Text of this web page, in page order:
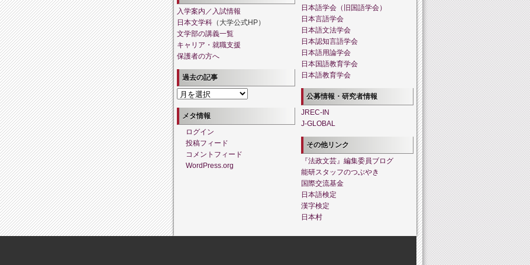
入学案内／入試情報
日本文学科 （大学公式HP）
文学部の講義一覧
キャリア・就職支援
保護者の方へ
過去の記事
過
記
メタ情報
ログイン
投稿フィード
コメントフィード
WordPress.org
日本語学会（旧国語学会）
日本言語学会
日本語文法学会
日本認知言語学会
日本語用論学会
日本国語教育学会
日本語教育学会
公募情報・研究者情報
JREC-IN
J-GLOBAL
その他リンク
『法政文芸』編集委員ブログ
能研スタッフのつぶやき
国際交流基金
日本語検定
漢字検定
日本村